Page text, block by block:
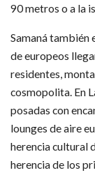
90 metros o a la
Samaná también
de europeos
residentes,
cosmopolita. En
posadas con
lounges de aire
herencia cultural
herencia de los